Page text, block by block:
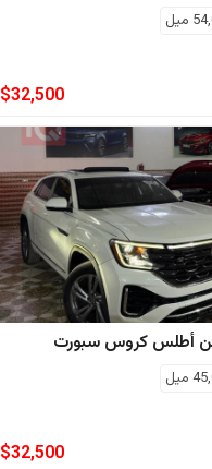
ميل
$32,500
أطلس كروس سبورت
ميل
$32,500